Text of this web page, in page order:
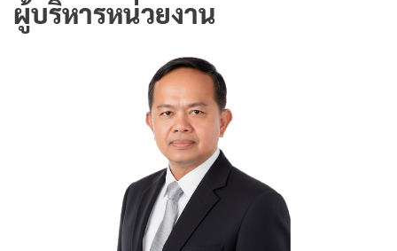
ผู้บริหารหน่วยงาน